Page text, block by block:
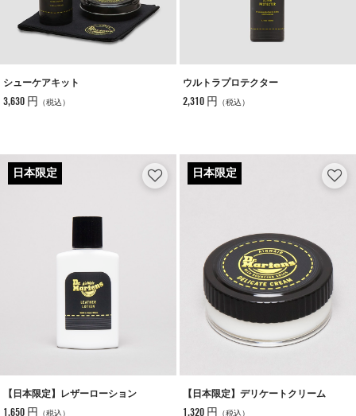
シューケアキット
3,630 円 （税込）
ウルトラプロテクター
2,310 円 （税込）
【日本限定】レザーローション
1,650 円 （税込）
【日本限定】デリケートクリーム
1,320 円 （税込）